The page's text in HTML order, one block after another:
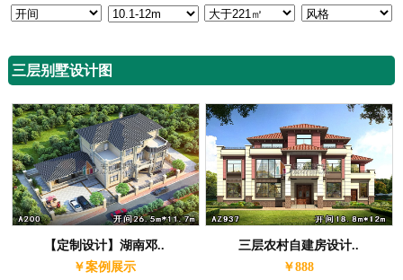
三层别墅设计图
【定制设计】湖南邓..
￥案例展示
三层农村自建房设计..
￥888